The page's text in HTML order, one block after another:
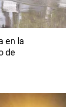
en la
de